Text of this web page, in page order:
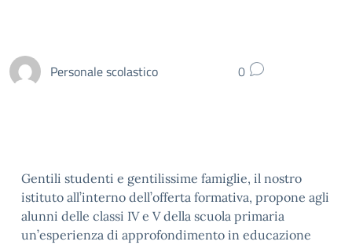
Personale scolastico 0
Gentili studenti e gentilissime famiglie, il nostro
istituto all’interno dell’offerta formativa, propone agli
alunni delle classi IV e V della scuola primaria
un’esperienza di approfondimento in educazione